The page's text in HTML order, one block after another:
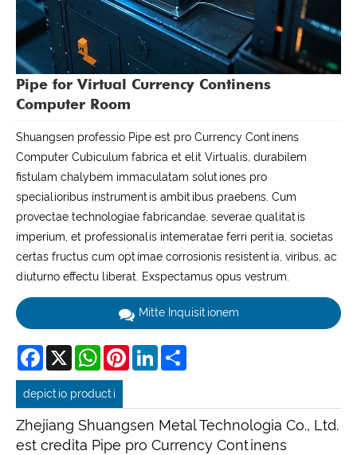
Pipe for Virtual Currency Continens
Computer Room
Shuangsen professio Pipe est pro Currency Continens
Computer Cubiculum fabrica et elit Virtualis, durabilem
fistulam chalybem immaculatam solutiones pro
specialioribus instrumentis ambitibus praebens. Cum
provectae technologiae fabricandae, severae qualitatis
imperium, et professionalis intemeratae ferri peritia, societas
certas fructus cum optimae corrosionis resistentia, viribus, ac
diuturno effectu liberat. Exspectamus opus vestrum.
Mitte Inquisitionem
Facebook
X WhatsAppPinterestLinkedIn
depictio producti
Zhejiang Shuangsen Metal Technologia Co., Ltd.
est credita Pipe pro Currency Continens